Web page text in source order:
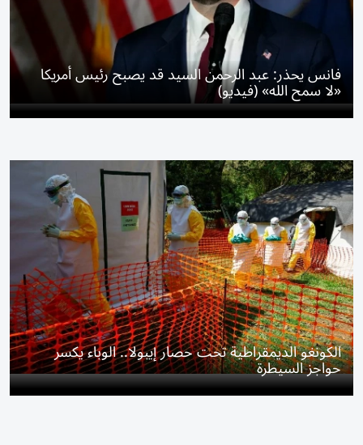
فانس يحذر: عبد الرحمن السيد قد يصبح رئيس أمريكا
«لا سمح الله» (فيديو)
الكونغو الديمقراطية تحت حصار إيبولا.. الوباء يكسر
حواجز السيطرة